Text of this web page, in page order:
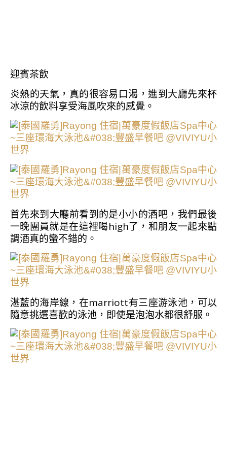
迎賓茶飲
炎熱的天氣，真的很容易口渴，進到大廳先來杯
冰涼的飲料享受海風吹來的感覺。
首先來到大廳前看到的是小小的酒吧，我們最後
一晚團員就是在這裡喝high了，和朋友一起來點
調酒真的蠻不錯的。
湛藍的海岸線，在marriott有三座游泳池，可以
隨意挑選喜歡的泳池，即使是泡泡水都很舒服。